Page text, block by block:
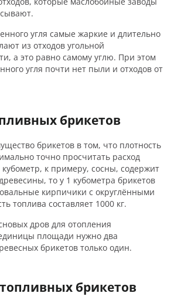
угля самые жаркие и длительно
из отходов угольной
а это равно самому углю. При этом
угля почти нет пыли и отходов от
брикетов
брикетов в том, что плотность
точно просчитать расход
кубометр, к примеру, сосны, содержит
то у 1 кубометра брикетов
кирпичики с округлёнными
топлива составляет 1000 кг.
дров для отопления
площади нужно два
брикетов только один.
брикетов